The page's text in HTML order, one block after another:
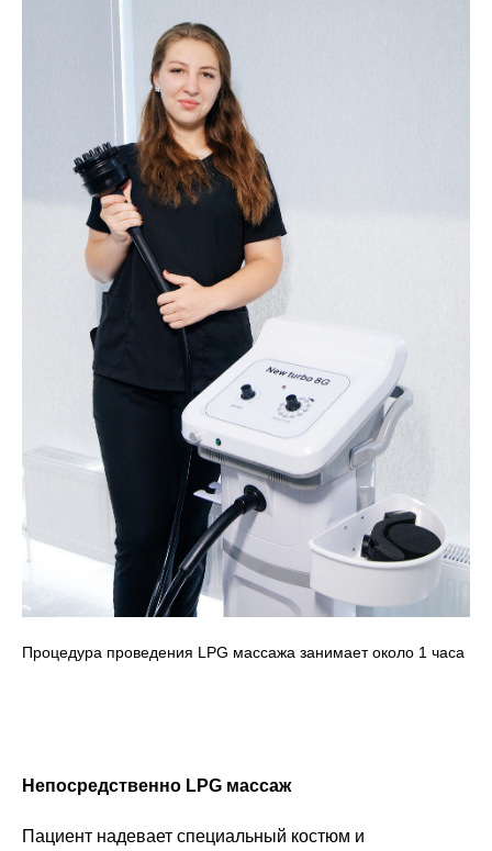
Процедура проведения LPG массажа занимает около 1 часа
Непосредственно LPG массаж
Пациент надевает специальный костюм и